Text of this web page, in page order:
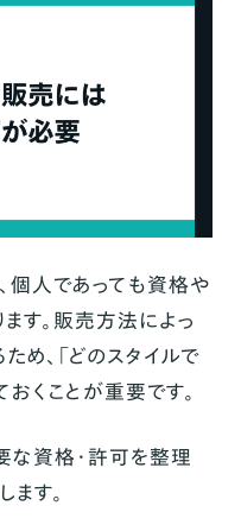
ショップを開設準
する
個人であっても資格や
す。販売方法によっ
、「どのスタイルで
くことが重要です。
な資格・許可を整理
ます。